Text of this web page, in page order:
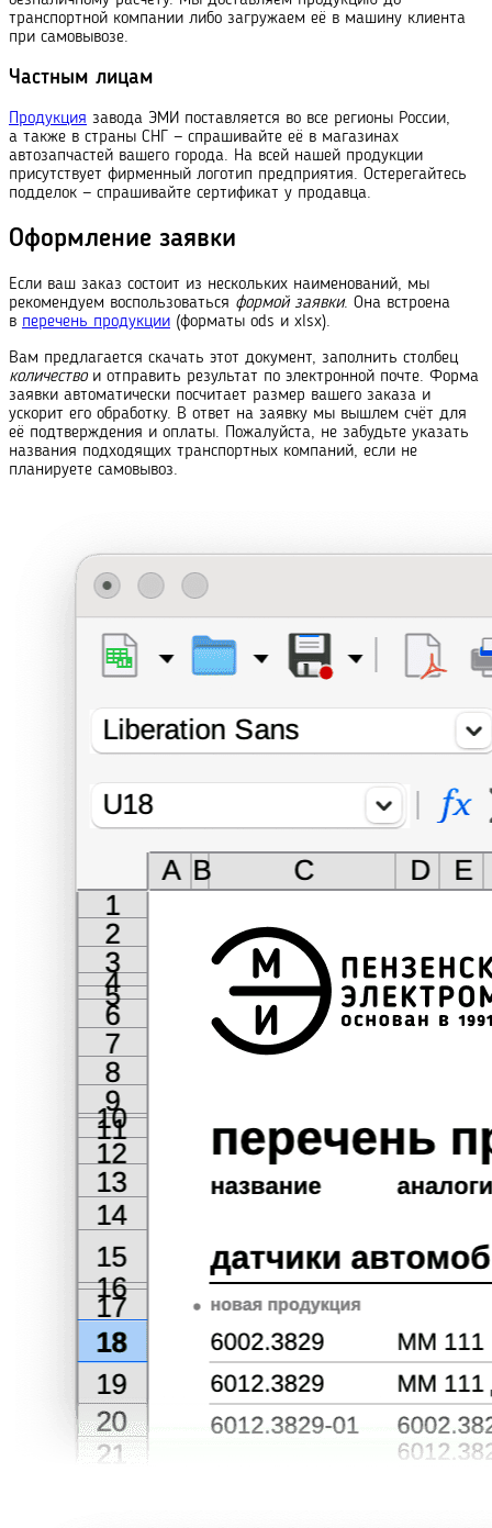
транспортной компании либо загружаем её в машину клиента
при самовывозе.
Частным лицам
Продукция завода ЭМИ поставляется во все регионы России,
а также в страны СНГ — спрашивайте её в магазинах
автозапчастей вашего города. На всей нашей продукции
присутствует фирменный логотип предприятия. Остерегайтесь
подделок — спрашивайте сертификат у продавца.
Оформление заявки
Если ваш заказ состоит из нескольких наименований, мы
рекомендуем воспользоваться формой заявки. Она встроена
в перечень продукции (форматы ods и xlsx).
Вам предлагается скачать этот документ, заполнить столбец
количествои отправить результат по электронной почте. Форма
заявки автоматически посчитает размер вашего заказа и
ускорит его обработку. В ответ на заявку мы вышлем счёт для
её подтверждения и оплаты. Пожалуйста, не забудьте указать
названия подходящих транспортных компаний, если не
планируете самовывоз.